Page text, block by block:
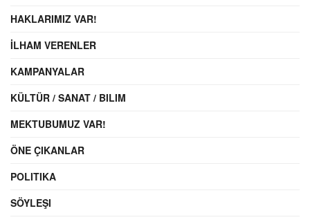
HAKLARIMIZ VAR!
İLHAM VERENLER
KAMPANYALAR
KÜLTÜR / SANAT / BILIM
MEKTUBUMUZ VAR!
ÖNE ÇIKANLAR
POLITIKA
SÖYLEŞI